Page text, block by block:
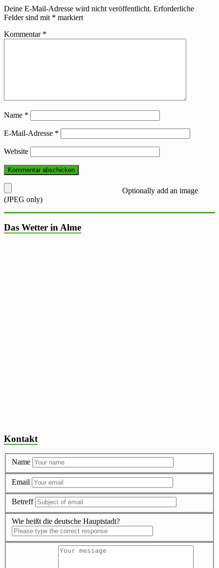
Deine E-Mail-Adresse wird nicht veröffentlicht. Erforderliche
Felder sind mit * markiert
Kommentar *
Name *
E-Mail-Adresse *
Website
Optionally add an image
(JPEG only)
Das Wetter in Alme
Kontakt
Name
Email
Betreff
Wie heißt die deutsche Hauptstadt?